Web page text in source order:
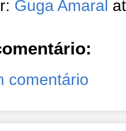
Guga Amaral
comentário